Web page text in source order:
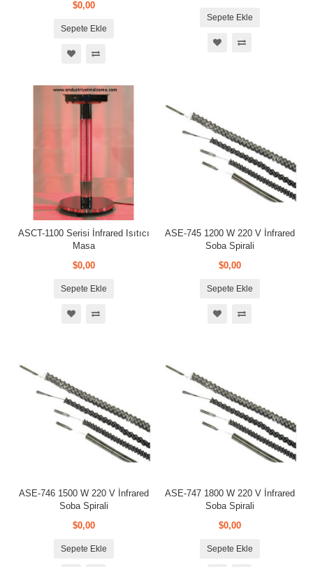
$0,00
Sepete Ekle
Sepete Ekle
ASCT-1100 Serisi İnfrared Isıtıcı
Masa
$0,00
Sepete Ekle
ASE-745 1200 W 220 V İnfrared
Soba Spirali
$0,00
Sepete Ekle
ASE-746 1500 W 220 V İnfrared
Soba Spirali
$0,00
Sepete Ekle
ASE-747 1800 W 220 V İnfrared
Soba Spirali
$0,00
Sepete Ekle